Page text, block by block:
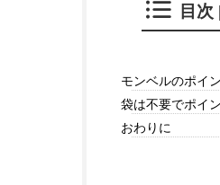
目次
モンベルのポイ
袋は不要でポイ
おわりに